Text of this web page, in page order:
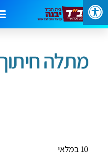
עמוד הבית/מתנות/ מתלה חיתוך
מתלה חיתוך
10 במלאי